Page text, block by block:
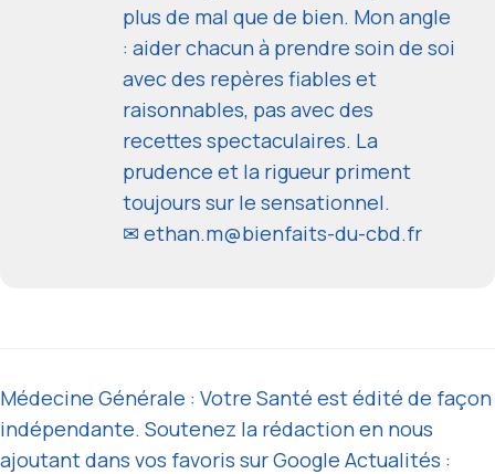
plus de mal que de bien. Mon angle
: aider chacun à prendre soin de soi
avec des repères fiables et
raisonnables, pas avec des
recettes spectaculaires. La
prudence et la rigueur priment
toujours sur le sensationnel.
✉ ethan.m@bienfaits-du-cbd.fr
Médecine Générale : Votre Santé est édité de façon
indépendante. Soutenez la rédaction en nous
ajoutant dans vos favoris sur Google Actualités :